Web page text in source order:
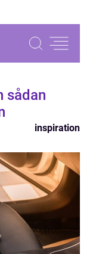
sådan
inspiration